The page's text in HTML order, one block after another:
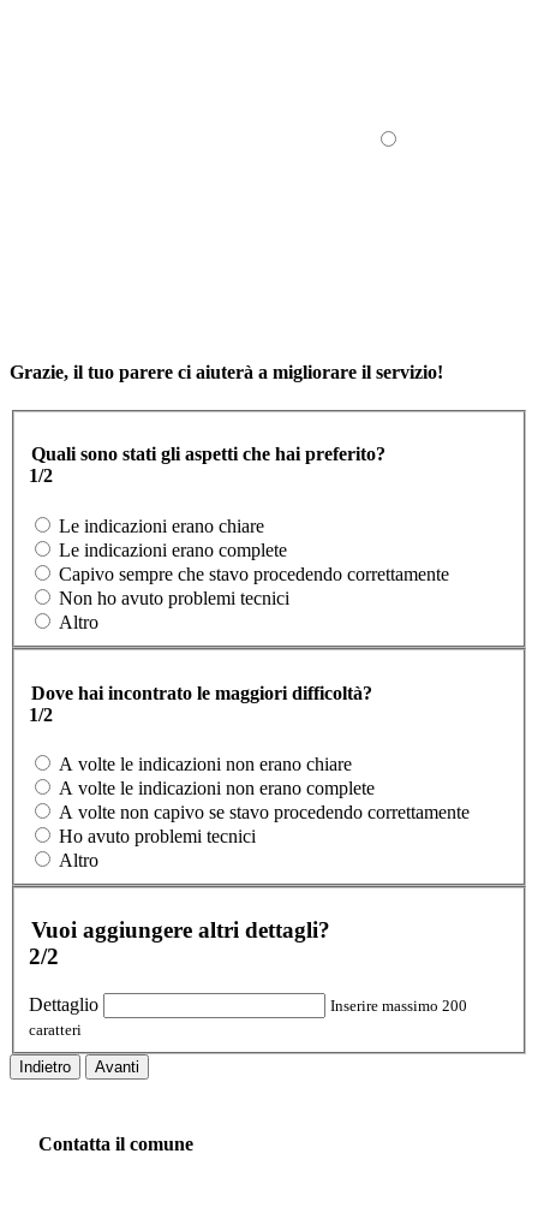
Grazie, il tuo parere ci aiuterà a migliorare il servizio!
Quali sono stati gli aspetti che hai preferito?
1/2
Le indicazioni erano chiare
Le indicazioni erano complete
Capivo sempre che stavo procedendo correttamente
Non ho avuto problemi tecnici
Altro
Dove hai incontrato le maggiori difficoltà?
1/2
A volte le indicazioni non erano chiare
A volte le indicazioni non erano complete
A volte non capivo se stavo procedendo correttamente
Ho avuto problemi tecnici
Altro
Vuoi aggiungere altri dettagli?
2/2
Dettaglio
Inserire massimo 200
caratteri
Indietro Avanti
Contatta il comune